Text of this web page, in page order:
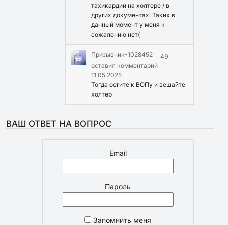
тахикардии на холтере / в
других документах. Таких в
данный момент у меня к
сожалению нет(
Призывник-1028452
49
оставил комментарий
11.05.2025
Тогда бегите к ВОПу и вешайте
холтер
ВАШ ОТВЕТ НА ВОПРОС
Email
Пароль
Запомнить меня